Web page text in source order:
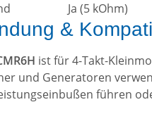
Ja (5 kOhm)
&
ist für 4-Takt-
und Generatoren
führen